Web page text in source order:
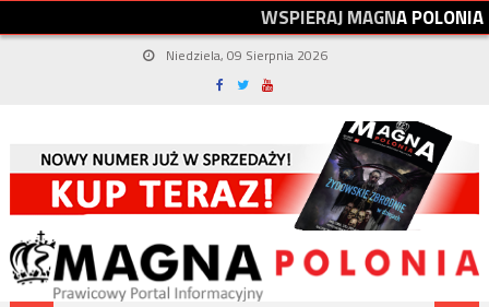
WSPIERAJMAGNAPOLONIA
Niedziela, 09 Sierpnia 2026